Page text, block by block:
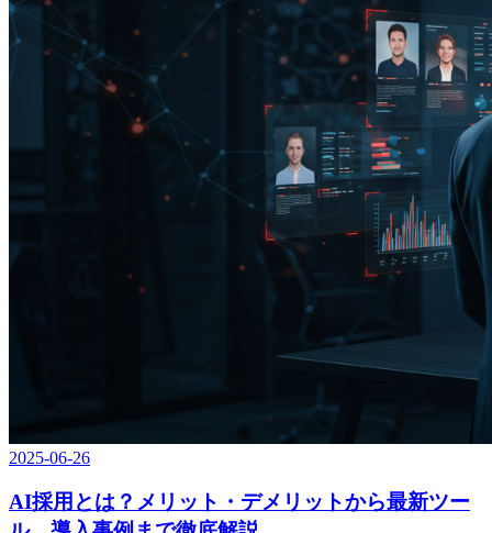
2025-06-26
AI採用とは？メリット・デメリットから最新ツー